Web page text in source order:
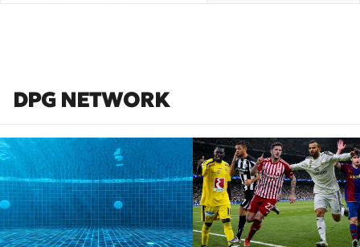
DPG NETWORK